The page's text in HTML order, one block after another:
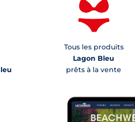
Tous les produits
Lagon Bleu
prêts à la vente